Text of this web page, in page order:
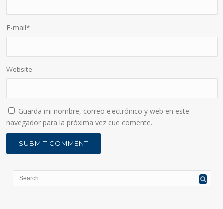
E-mail*
Website
Guarda mi nombre, correo electrónico y web en este
navegador para la próxima vez que comente.